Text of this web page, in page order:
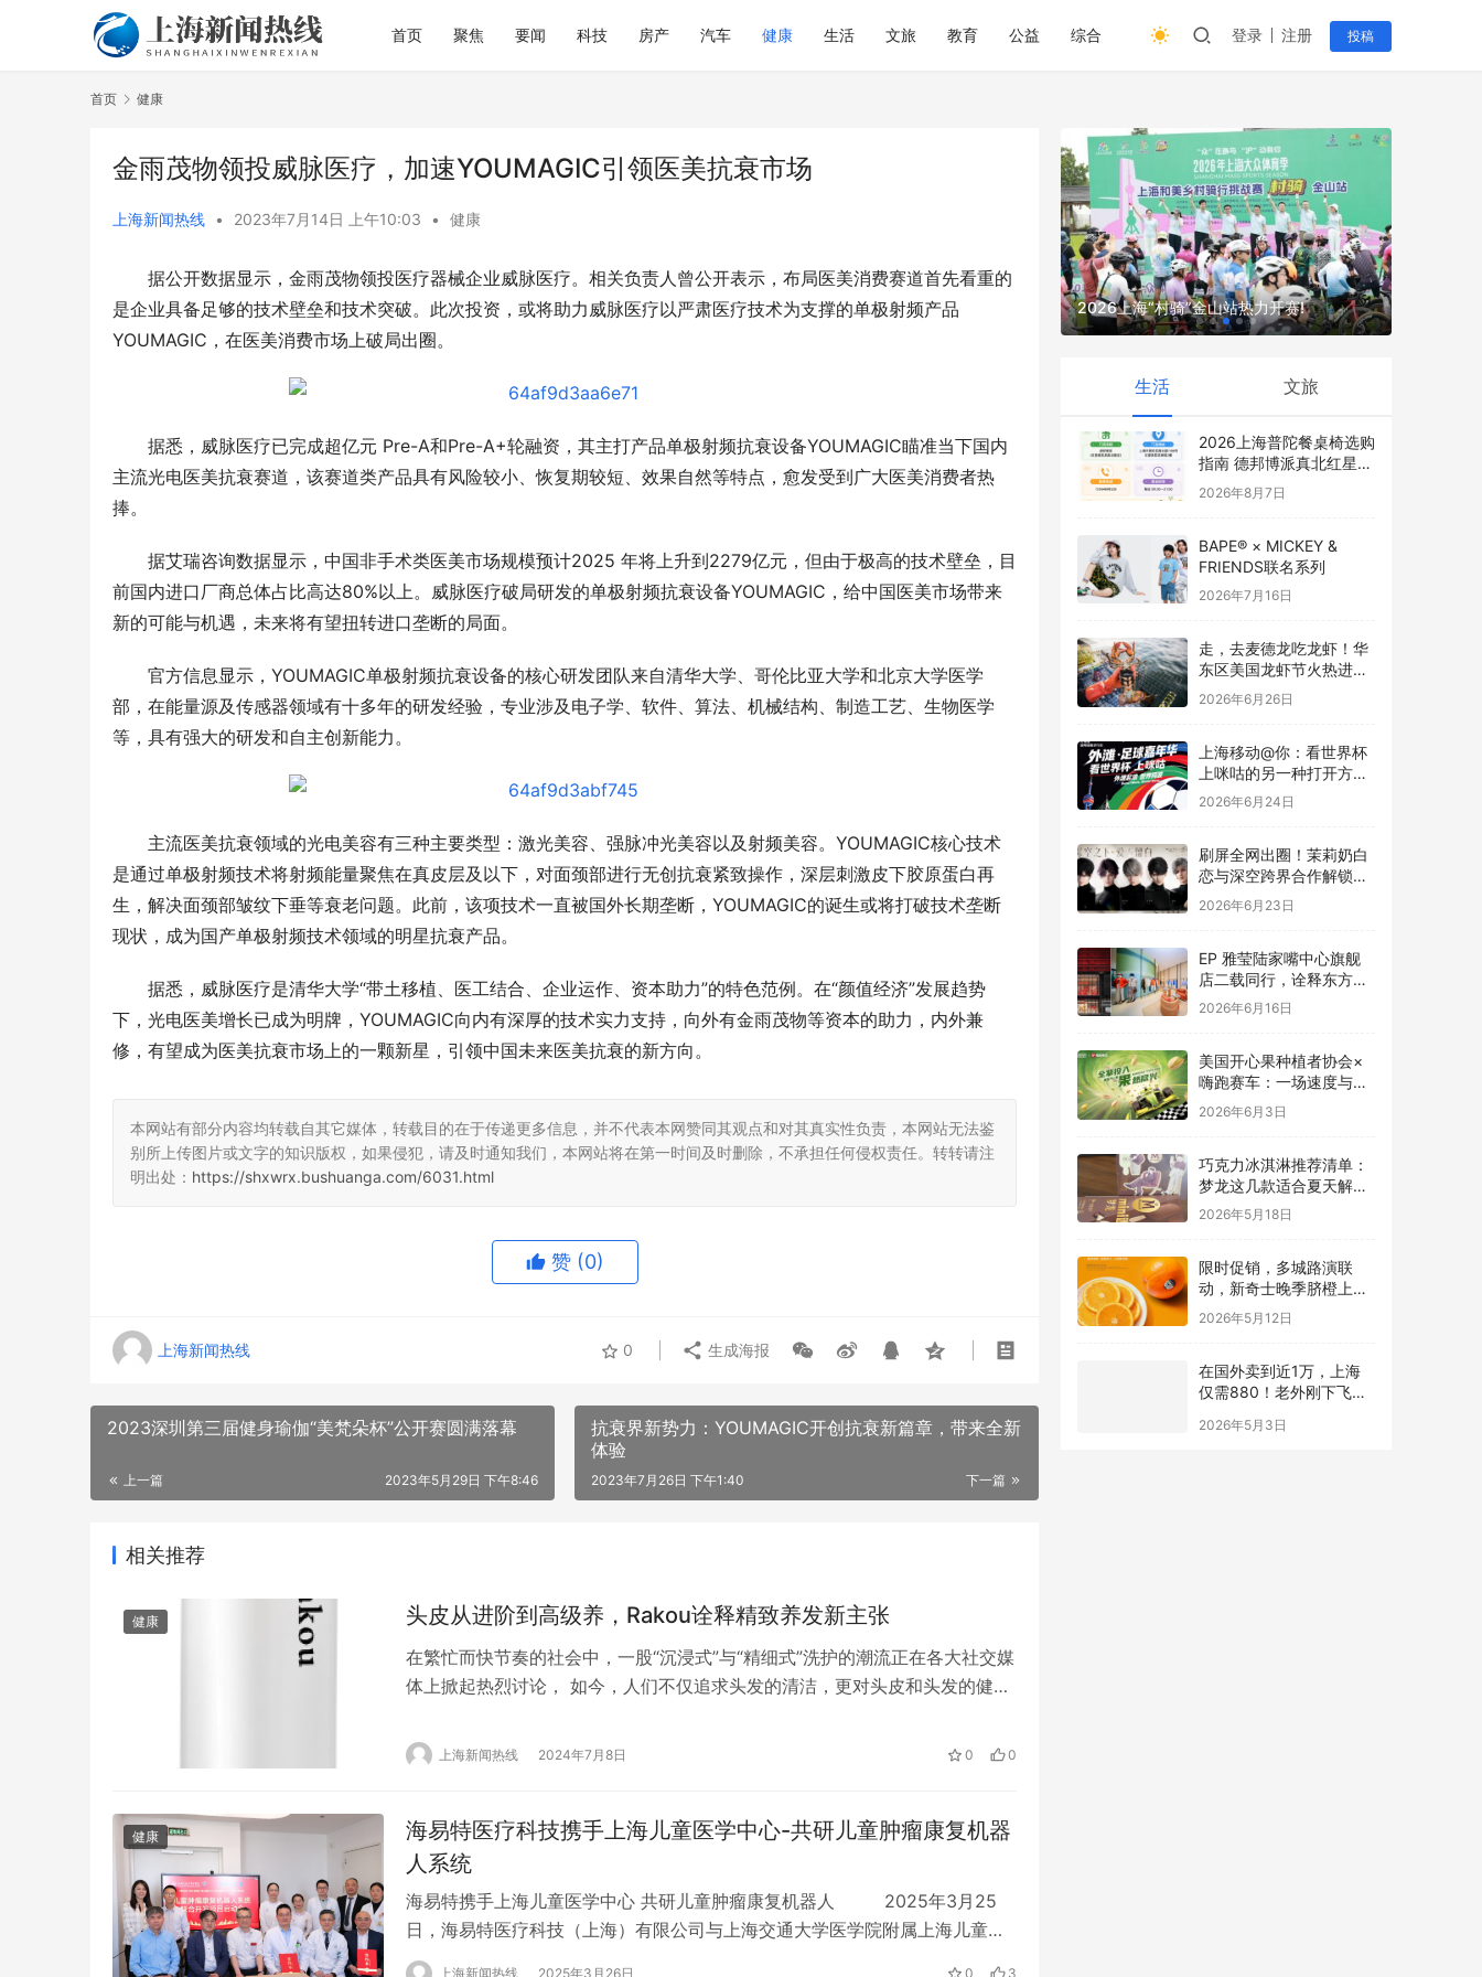
首页 聚焦 要闻 科技 房产 汽车 健康 生活 文旅 教育 公益 综合 登录 注册 投稿
首页 健康
金雨茂物领投威脉医疗，加速YOUMAGIC引领医美抗衰市场
上海新闻热线 • 2023年7月14日 上午10:03 • 健康
据公开数据显示，金雨茂物领投医疗器械企业威脉医疗。相关负责人曾公开表示，布局医美消费赛道首先看重的
是企业具备足够的技术壁垒和技术突破。此次投资，或将助力威脉医疗以严肃医疗技术为支撑的单极射频产品
YOUMAGIC，在医美消费市场上破局出圈。
据悉，威脉医疗已完成超亿元 Pre-A和Pre-A+轮融资，其主打产品单极射频抗衰设备YOUMAGIC瞄准当下国内
主流光电医美抗衰赛道，该赛道类产品具有风险较小、恢复期较短、效果自然等特点，愈发受到广大医美消费者热
捧。
据艾瑞咨询数据显示，中国非手术类医美市场规模预计2025 年将上升到2279亿元，但由于极高的技术壁垒，目
前国内进口厂商总体占比高达80%以上。威脉医疗破局研发的单极射频抗衰设备YOUMAGIC，给中国医美市场带来
新的可能与机遇，未来将有望扭转进口垄断的局面。
官方信息显示，YOUMAGIC单极射频抗衰设备的核心研发团队来自清华大学、哥伦比亚大学和北京大学医学
部，在能量源及传感器领域有十多年的研发经验，专业涉及电子学、软件、算法、机械结构、制造工艺、生物医学
等，具有强大的研发和自主创新能力。
主流医美抗衰领域的光电美容有三种主要类型：激光美容、强脉冲光美容以及射频美容。YOUMAGIC核心技术
是通过单极射频技术将射频能量聚焦在真皮层及以下，对面颈部进行无创抗衰紧致操作，深层刺激皮下胶原蛋白再
生，解决面颈部皱纹下垂等衰老问题。此前，该项技术一直被国外长期垄断，YOUMAGIC的诞生或将打破技术垄断
现状，成为国产单极射频技术领域的明星抗衰产品。
据悉，威脉医疗是清华大学“带土移植、医工结合、企业运作、资本助力”的特色范例。在“颜值经济”发展趋势
下，光电医美增长已成为明牌，YOUMAGIC向内有深厚的技术实力支持，向外有金雨茂物等资本的助力，内外兼
修，有望成为医美抗衰市场上的一颗新星，引领中国未来医美抗衰的新方向。
本网站有部分内容均转载自其它媒体，转载目的在于传递更多信息，并不代表本网赞同其观点和对其真实性负责，本网站无法鉴
别所上传图片或文字的知识版权，如果侵犯，请及时通知我们，本网站将在第一时间及时删除，不承担任何侵权责任。转转请注
明出处： https://shxwrx.bushuanga.com/6031.html
赞 (0)
上海新闻热线 0 生成海报
2023深圳第三届健身瑜伽“美梵朵杯”公开赛圆满落幕
上一篇 2023年5月29日 下午8:46
抗衰界新势力：YOUMAGIC开创抗衰新篇章，带来全新
体验
下一篇
2023年7月26日 下午1:40
相关推荐
健康 头皮从进阶到高级养，Rakou诠释精致养发新主张
在繁忙而快节奏的社会中，一股“沉浸式”与“精细式”洗护的潮流正在各大社交媒
体上掀起热烈讨论， 如今，人们不仅追求头发的清洁，更对头皮和头发的健康
质的高要求，也反映了大众愿意为健康与美丽付出更多时间与精力的生活态
上海新闻热线 2024年7月8日 0 0
健康
海易特医疗科技携手上海儿童医学中心-共研儿童肿瘤康复机器
人系统
海易特携手上海儿童医学中心 共研儿童肿瘤康复机器人 2025年3月25
日，海易特医疗科技（上海）有限公司与上海交通大学医学院附属上海儿童医
学中心在儿童医学中心的张江院区共同举办了“儿童肿瘤康复机器人系统联合开
上海新闻热线 2025年3月26日 0 3
从理论到实践：上海仁爱医院中医肿瘤理念
直达病区一线
大润发购物卡回收平台参考：京卡收的综合
优势从何而来
村田中国亮相2026慕尼黑上海电子展 四大
领域及人形机器人创新方案智启无界新生
2026上海“村骑”金山站热力开赛!
生活 文旅
2026上海普陀餐桌椅选购
指南 德邦博派真北红星店
最新攻略
2026年8月7日
BAPE® × MICKEY &
FRIENDS联名系列
2026年7月16日
走，去麦德龙吃龙虾！华
东区美国龙虾节火热进行
中
2026年6月26日
上海移动@你：看世界杯
上咪咕的另一种打开方
式，在外滩！
2026年6月24日
刷屏全网出圈！茉莉奶白
恋与深空跨界合作解锁茶
饮联名新高度
2026年6月23日
EP 雅莹陆家嘴中心旗舰
店二载同行，诠释东方雅
致与有机生活
2026年6月16日
美国开心果种植者协会×
嗨跑赛车：一场速度与能
量的跨界碰撞
2026年6月3日
巧克力冰淇淋推荐清单：
梦龙这几款适合夏天解馋
又不腻
2026年5月18日
限时促销，多城路演联
动，新奇士晚季脐橙上线
本来生活
2026年5月12日
在国外卖到近1万，上海
仅需880！老外刚下飞机
2026年5月3日